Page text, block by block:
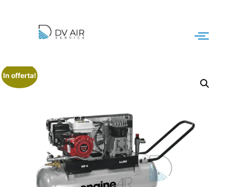
In offerta!